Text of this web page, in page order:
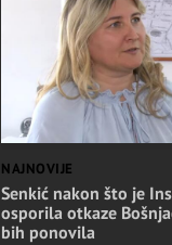
NAJNOVIJE
Senkić nakon što je
osporila otkaze
bih ponovila